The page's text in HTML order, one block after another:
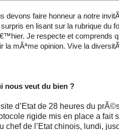
devons faire honneur a notre
en lisant sur la rubrique du
Je respecte et comprends
la mÃªme opinion. Vive la
nous veut du bien ?
d’Etat de 28 heures du
rigide mis en place a fait
chef de l’Etat chinois, lundi,